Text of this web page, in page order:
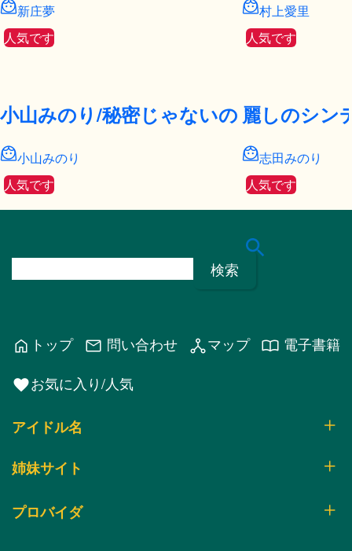
新庄夢
人気です
小山みのり/秘密じゃないの
小山みのり
人気です
村上愛里
人気です
麗しのシン
志田みのり
人気です
プロバイダ
home トップ mail 問い合わせ network_nodeマップ import_contacts 電子書籍
favoriteお気に入り/人気
アイドル名
姉妹サイト